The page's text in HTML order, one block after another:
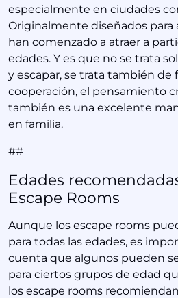
especialmente en ciudades
Originalmente diseñados para
han comenzado a atraer a
edades. Y es que no se trata
y escapar, se trata también de
cooperación, el pensamiento
también es una excelente
en familia.
##
Edades
Escape Rooms
Aunque los escape rooms
para todas las edades, es
cuenta que algunos pueden
para ciertos grupos de edad
los escape rooms